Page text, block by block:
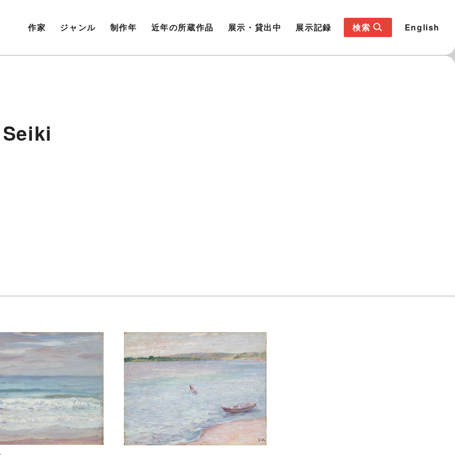
作家 ジャンル 制作年 近年の所蔵作品 展示・貸出中 展示記録 検索 English